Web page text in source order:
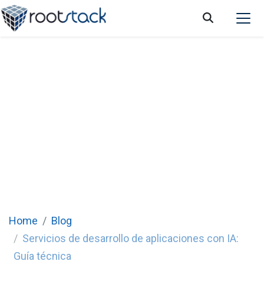
Home
Blog
Servicios de desarrollo de aplicaciones con IA:
Guía técnica